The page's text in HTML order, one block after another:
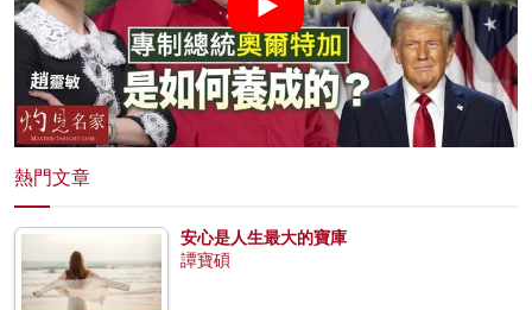
熱門文章
安心是人生最大的寶庫
譚寶碩